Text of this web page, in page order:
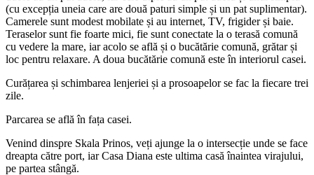
(cu excepția uneia care are două paturi simple și un pat suplimentar).
Camerele sunt modest mobilate și au internet, TV, frigider și baie.
Teraselor sunt fie foarte mici, fie sunt conectate la o terasă comună
cu vedere la mare, iar acolo se află și o bucătărie comună, grătar și
loc pentru relaxare. A doua bucătărie comună este în interiorul casei.
Curățarea și schimbarea lenjeriei și a prosoapelor se fac la fiecare trei
zile.
Parcarea se află în fața casei.
Venind dinspre Skala Prinos, veți ajunge la o intersecție unde se face
dreapta către port, iar Casa Diana este ultima casă înaintea virajului,
pe partea stângă.